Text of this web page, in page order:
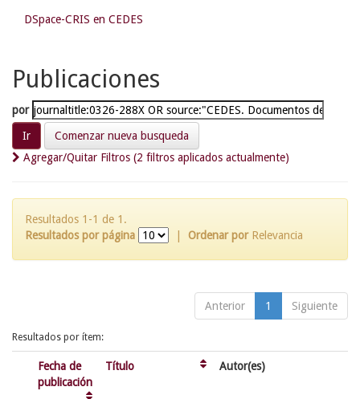
DSpace-CRIS en CEDES
Publicaciones
por
Comenzar nueva busqueda
Agregar/Quitar Filtros (2 filtros aplicados actualmente)
Resultados 1-1 de 1.
Resultados por página
Ordenar por Relevancia
Anterior 1 Siguiente
Resultados por ítem:
Fecha de
publicación
Título Autor(es)